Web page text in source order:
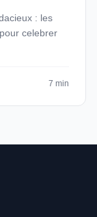
: les
celebrer
7 min